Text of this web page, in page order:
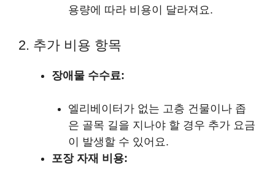
용량에 따라 비용이 달라져요.
2. 추가 비용 항목
장애물 수수료:
엘리베이터가 없는 고층 건물이나 좁
은 골목 길을 지나야 할 경우 추가 요금
이 발생할 수 있어요.
포장 자재 비용: